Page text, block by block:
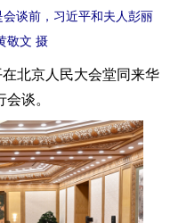
谈前，习近平和夫人彭丽
敬文 摄
北京人民大会堂同来华
谈。